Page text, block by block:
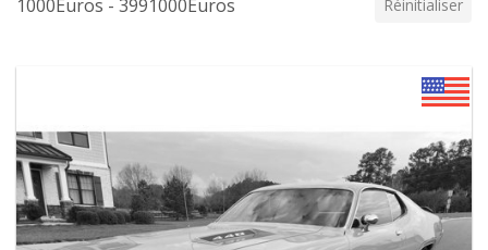
1000Euros - 3991000Euros Réinitialiser